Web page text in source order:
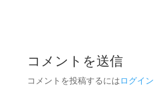
コメントを送信
コメントを投稿するにはログイン